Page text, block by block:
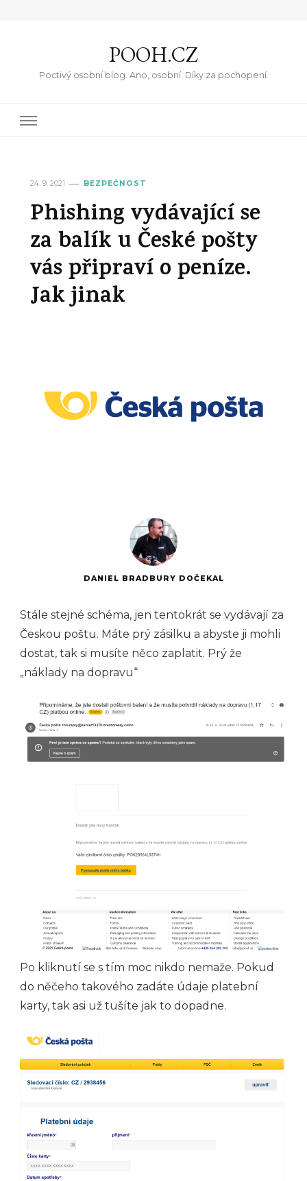
POOH.CZ
Poctivý osobní blog. Ano, osobní. Díky za pochopení.
24. 9. 2021 BEZPEČNOST
Phishing vydávající se
za balík u České pošty
vás připraví o peníze.
Jak jinak
DANIEL BRADBURY DOČEKAL
Stále stejné schéma, jen tentokrát se vydávají za
Českou poštu. Máte prý zásilku a abyste ji mohli
dostat, tak si musíte něco zaplatit. Prý že
„náklady na dopravu“
Po kliknutí se s tím moc nikdo nemaže. Pokud
do něčeho takového zadáte údaje platební
karty, tak asi už tušíte jak to dopadne.